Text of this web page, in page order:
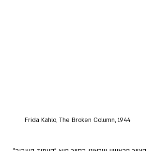
Frida Kahlo, The Broken Column, 1944